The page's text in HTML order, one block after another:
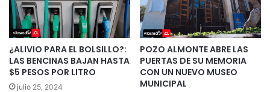
¿ALIVIO PARA EL BOLSILLO?:
LAS BENCINAS BAJAN HASTA
$5 PESOS POR LITRO
julio 25, 2024
POZO ALMONTE ABRE LAS
PUERTAS DE SU MEMORIA
CON UN NUEVO MUSEO
MUNICIPAL